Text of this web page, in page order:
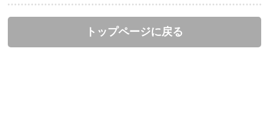
トップページに戻る